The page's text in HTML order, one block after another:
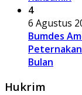
4
6 Agustus
Bumdes
Bulan
Hukrim